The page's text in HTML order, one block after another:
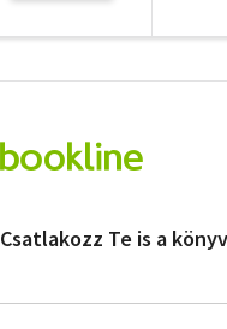
Csatlakozz Te is a